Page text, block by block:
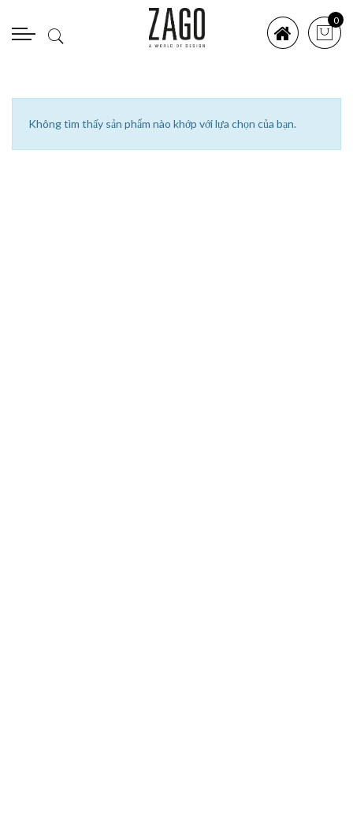
0
Không tìm thấy sản phẩm nào khớp với lựa chọn của bạn.